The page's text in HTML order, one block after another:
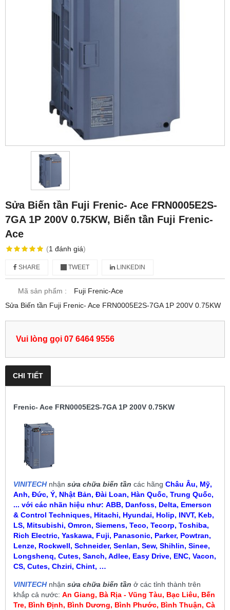
Sửa Biến tần Fuji Frenic- Ace FRN0005E2S-
7GA 1P 200V 0.75KW, Biến tần Fuji Frenic-
Ace
(1 đánh giá)
SHARE TWEET LINKEDIN
Mã sản phẩm :
Fuji Frenic-Ace
Sửa Biến tần Fuji Frenic- Ace FRN0005E2S-7GA 1P 200V 0.75KW
Vui lòng gọi 07 6464 9556
CHI TIẾT
Frenic- Ace FRN0005E2S-7GA 1P 200V 0.75KW
VINITECHnhận sửa chữa biến tần các hãng Châu Âu, Mỹ,
Anh, Đức, Ý, Nhật Bản, Đài Loan, Hàn Quốc, Trung Quốc,
... với các nhãn hiệu như: ABB, Danfoss, Delta, Emerson
& Control Techniques, Hitachi, Hyundai, Holip, INVT, Keb,
LS, Mitsubishi, Omron, Siemens, Teco, Tecorp, Toshiba,
Rich Electric, Yaskawa, Fuji, Panasonic, Parker, Powtran,
Lenze, Rockwell, Schneider, Senlan, Sew, Shihlin, Sinee,
Longshenq, Cutes, Sanch, Adlee, Easy Drive, ENC, Vacon,
CS, Cutes, Chziri, Chint, …
VINITECHnhận sửa chữa biến tần ở các tỉnh thành trên
khắp cả nước: An Giang, Bà Rịa - Vũng Tàu, Bạc Liêu, Bến
Tre, Bình Định, Bình Dương, Bình Phước, Bình Thuận, Cà